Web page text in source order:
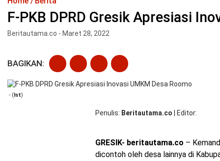
F-PKB DPRD Gresik Apresiasi
Beritautama.co - Maret 28, 2022
BAGIKAN:
- (Ist)
Penulis Beritautama.co Editor
GRESIK- beritautama.co –
dicontoh oleh desa lainnya di